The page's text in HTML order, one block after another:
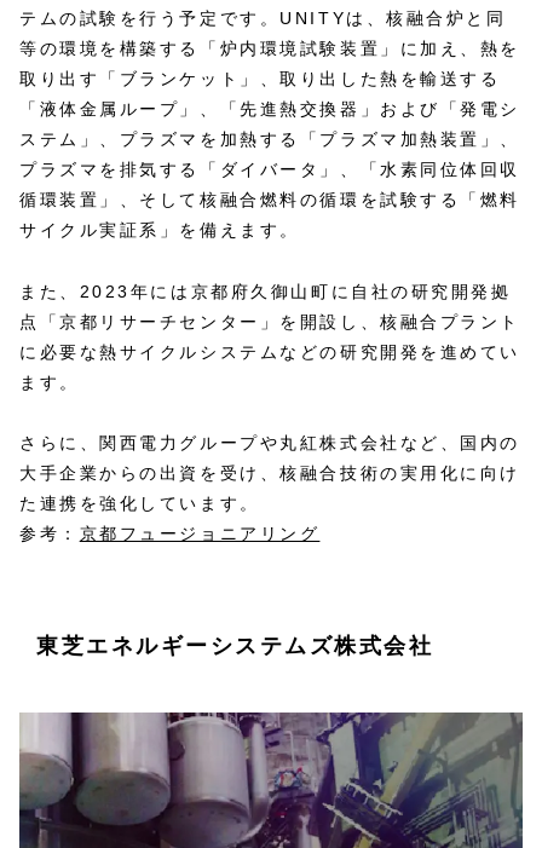
テムの試験を行う予定です。​UNITYは、核融合炉と同
等の環境を構築する「炉内環境試験装置」に加え、熱を
取り出す「ブランケット」、取り出した熱を輸送する
「液体金属ループ」、「先進熱交換器」および「発電シ
ステム」、プラズマを加熱する「プラズマ加熱装置」、
プラズマを排気する「ダイバータ」、「水素同位体回収
循環装置」、そして核融合燃料の循環を試験する「燃料
サイクル実証系」を備えます。
また、2023年には京都府久御山町に自社の研究開発拠
点「京都リサーチセンター」を開設し、核融合プラント
に必要な熱サイクルシステムなどの研究開発を進めてい
ます。 ​
さらに、関西電力グループや丸紅株式会社など、国内の
大手企業からの出資を受け、核融合技術の実用化に向け
た連携を強化しています。
参考： 京都フュージョニアリング
東芝エネルギーシステムズ株式会社